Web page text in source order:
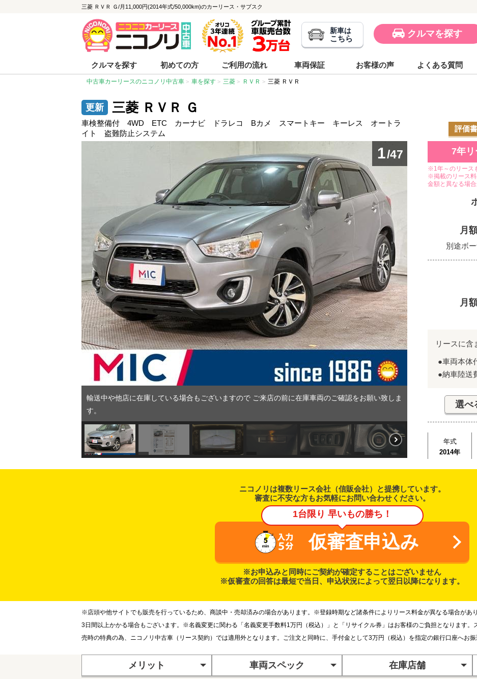
三菱 ＲＶＲ Ｇ/月11,000円(2014年式/50,000km)のカーリース・サブスク
新車は
こちら クルマを探す
クルマを探す 初めての方 ご利用の流れ 車両保証 お客様の声 よくある質問
中古車カーリースのニコノリ中古車 車を探す 三菱 ＲＶＲ 三菱 ＲＶＲ
三菱 ＲＶＲ Ｇ
車検整備付 4WD ETC カーナビ ドラレコ Bカメ スマートキー キーレス オートラ
イト 盗難防止システム
評価
1/47
輸送中や他店に在庫している場合もございますので ご来店の前に在庫車両のご確認をお願い致しま
す。
7年
※1年～のリース
※掲載のリース料
金額と異なる場合
月
別途ボ
月
リースに含
●車両本体
●納車陸送
選べ
年式
2014年
ニコノリは複数リース会社（信販会社）と提携しています。
審査に不安な方もお気軽にお問い合わせください。
1台限り 早いもの勝ち！
仮審査申込み
※お申込みと同時にご契約が確定することはございません
※仮審査の回答は最短で当日、申込状況によって翌日以降になります。
※店頭や他サイトでも販売を行っているため、商談中・売却済みの場合があります。※登録時期など諸条件によりリース料金が異なる場合が
3日間以上かかる場合もございます。※名義変更に関わる「名義変更手数料1万円（税込）」と「リサイクル券」はお客様のご負担となります。
売時の特典の為、ニコノリ中古車（リース契約）では適用外となります。ご注文と同時に、手付金として3万円（税込）を指定の銀行口座へお振
メリット 車両スペック 在庫店舗